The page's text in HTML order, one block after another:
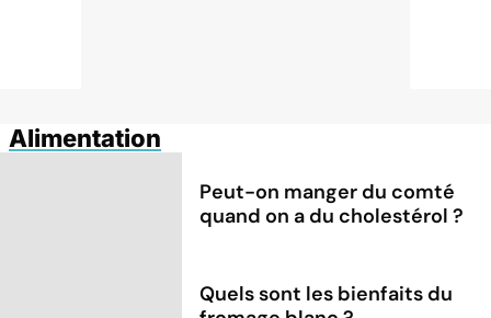
Alimentation
Peut-on manger du comté
quand on a du cholestérol ?
Quels sont les bienfaits du